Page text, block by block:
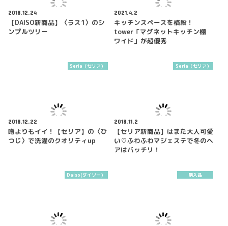
2018.12.24
【DAISO新商品】〈ラス1〉のシ
ンプルツリー
2021.4.2
キッチンスペースを格段！
tower「マグネットキッチン棚
ワイド」が超優秀
Seria（セリア）
2018.12.22
噂よりもイイ！【セリア】の〈ひ
つじ〉で洗濯のクオリティup
Seria（セリア）
2018.11.2
【セリア新商品】はまた大人可愛
い♡ふわふわマジェステで冬のヘ
アはバッチリ！
Daiso(ダイソー） 購入品